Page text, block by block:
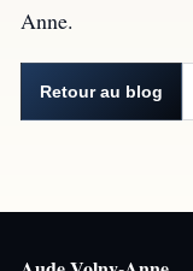
Anne.
Retour au blog